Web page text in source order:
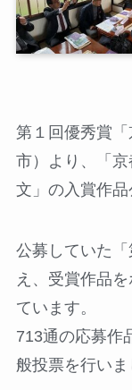
第１回優秀賞
市）より、「
文」の入賞作品
公募していた
え、受賞作品
ています。
713通の応募作
般投票を行いま